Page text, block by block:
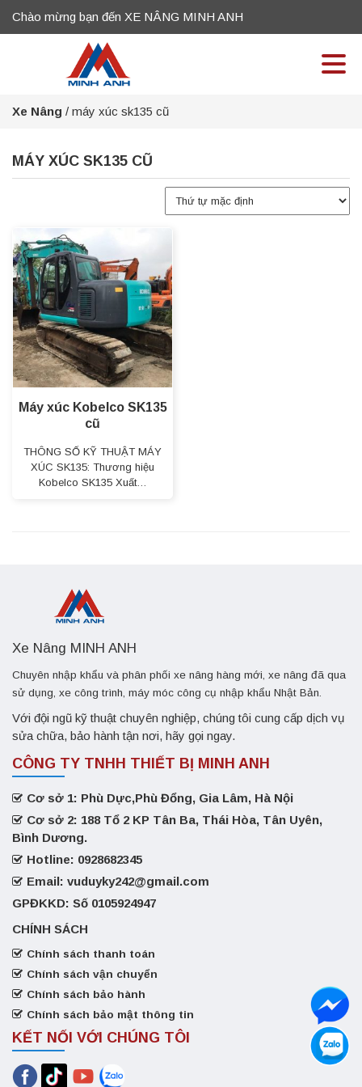
Chào mừng bạn đến XE NÂNG MINH ANH
Xe Nâng / máy xúc sk135 cũ
MÁY XÚC SK135 CŨ
Máy xúc Kobelco SK135
cũ
THÔNG SỐ KỸ THUẬT MÁY
XÚC SK135: Thương hiệu
Kobelco SK135 Xuất…
Xe Nâng MINH ANH
Chuyên nhập khẩu và phân phối xe nâng hàng mới, xe nâng đã qua
sử dụng, xe công trình, máy móc công cụ nhập khẩu Nhật Bản.
Với đội ngũ kỹ thuật chuyên nghiệp, chúng tôi cung cấp dịch vụ
sửa chữa, bảo hành tận nơi, hãy gọi ngay.
CÔNG TY TNHH THIẾT BỊ MINH ANH
Cơ sở 1: Phù Dực,Phù Đổng, Gia Lâm, Hà Nội
Cơ sở 2: 188 Tổ 2 KP Tân Ba, Thái Hòa, Tân Uyên,
Bình Dương.
Hotline: 0928682345
Email: vuduyky242@gmail.com
GPĐKKD: Số 0105924947
CHÍNH SÁCH
Chính sách thanh toán
Chính sách vận chuyển
Chính sách bảo hành
Chính sách bảo mật thông tin
KẾT NỐI VỚI CHÚNG TÔI